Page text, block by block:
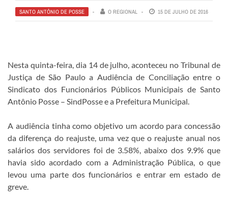
SANTO ANTÔNIO DE POSSE O REGIONAL 15 DE JULHO DE 2016
Nesta quinta-feira, dia 14 de julho, aconteceu no Tribunal de
Justiça de São Paulo a Audiência de Conciliação entre o
Sindicato dos Funcionários Públicos Municipais de Santo
Antônio Posse – SindPosse e a Prefeitura Municipal.
A audiência tinha como objetivo um acordo para concessão
da diferença do reajuste, uma vez que o reajuste anual nos
salários dos servidores foi de 3.58%, abaixo dos 9.9% que
havia sido acordado com a Administração Pública, o que
levou uma parte dos funcionários e entrar em estado de
greve.